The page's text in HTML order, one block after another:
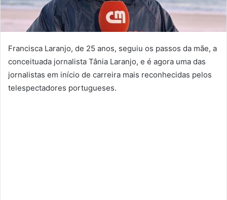
Francisca Laranjo, de 25 anos, seguiu os passos da mãe, a
conceituada jornalista Tânia Laranjo, e é agora uma das
jornalistas em início de carreira mais reconhecidas pelos
telespectadores portugueses.